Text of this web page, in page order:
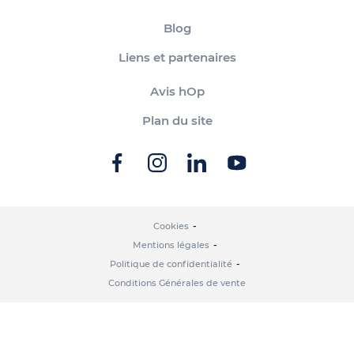
Blog
Liens et partenaires
Avis hOp
Plan du site
Cookies
Mentions légales
Politique de confidentialité
Conditions Générales de vente